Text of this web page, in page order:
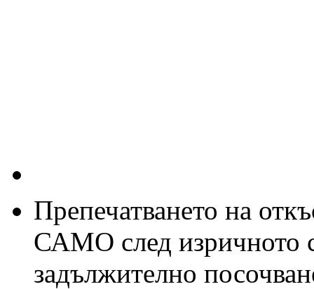
Препечатването на
САМО след изричното
задължително